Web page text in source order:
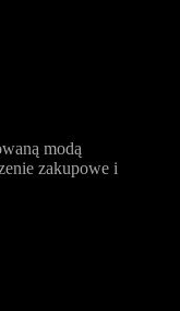
modą
zakupowe i